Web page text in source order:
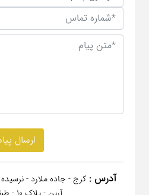
آدرس : کرج - جاده ملارد -